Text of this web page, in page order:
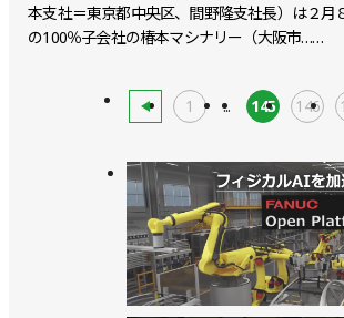
本支社＝東京都中央区、間野隆支社長）は２月
の100％子会社の椿本マシナリー（大阪市……
1 ... 145 146